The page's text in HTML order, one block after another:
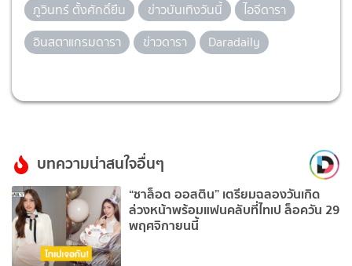
ภูวินทร์ ตั้งศักดิ์ยืน
ข่าวบันเทิงวันนี้
ไอจีดารา
อินสตาแกรมดารา
ข่าวดารา Daradaily
บทความน่าสนใจอื่นๆ
“ชาล็อต ออสติน” เตรียมฉลองวันเกิด
ล่วงหน้าพร้อมแฟนคลับที่ไทเป ล็อควัน 29
พฤศจิกายนนี้